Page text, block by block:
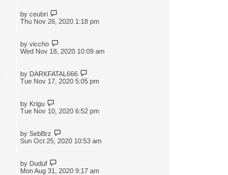
by ceubri
Thu Nov 26, 2020 1:18 pm
by viccho
Wed Nov 18, 2020 10:09 am
by DARKFATAL666
Tue Nov 17, 2020 5:05 pm
by Krigu
Tue Nov 10, 2020 6:52 pm
by SebBrz
Sun Oct 25, 2020 10:53 am
by Duduf
Mon Aug 31, 2020 9:17 am